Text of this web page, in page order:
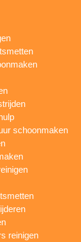
schoonmaken
reinigen